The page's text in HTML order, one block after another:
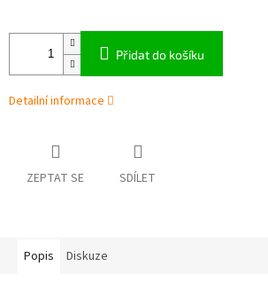
Přidat do košíku
Detailní informace
ZEPTAT SE SDÍLET
Popis Diskuze